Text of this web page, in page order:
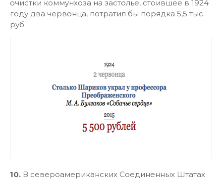
очистки коммунхоза на застолье, стоившее в 1924
году два червонца, потратил бы порядка 5,5 тыс.
руб.
10. В североамериканских Соединенных Штатах